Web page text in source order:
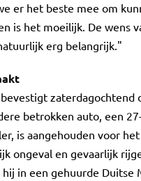
er het beste mee om
is het moeilijk. De wens
erg belangrijk."
zaterdagochtend
betrokken auto, een
is aangehouden voor
ongeval en gevaarlijk
in een gehuurde Duitse